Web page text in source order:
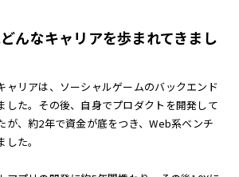
んなキャリアを歩まれてきまし
ャリアは、ソーシャルゲームのバックエンド
した。その後、自身でプロダクトを開発して
が、約2年で資金が底をつき、Web系ベンチ
た。